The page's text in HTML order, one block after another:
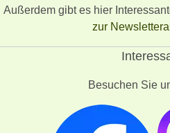
Außerdem gibt es hier
zur
Besuchen Sie